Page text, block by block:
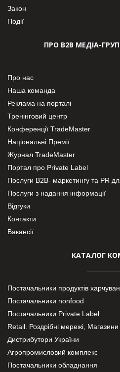
Закон
Події
ПРО В2В МЕДІА-
Про нас
Наша команда
Реклама на порталі
Тренінговий центр
Конференції TradeMaster
Національні Премії
Журнал TradeMaster
Портал про Private Label
Послуги В2В- маркетингу та PR
Послуги з надання інформації
Відгуки
Контакти
Вакансії
КАТАЛОГ
Постачальники продуктів
Постачальники nonfood
Постачальники Private Label
Retail. Роздрібні мережі, Магазини
Дистрибутори України
Агропромисловий комплекс
Постачальники обладнання